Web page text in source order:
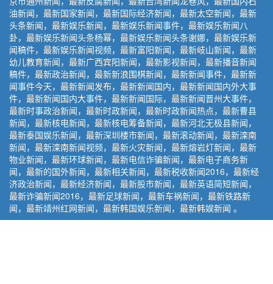
油新闻，最新国家新闻，最新国际经济新闻，最新太空新闻，最新
头条新闻，最新娱乐新闻，最新娱乐新闻事件，最新娱乐新闻八
卦，最新娱乐新闻头条杨幂，最新娱乐新闻头条谢娜，最新娱乐新
闻稿件，最新娱乐新闻视频，最新富阳新闻，最新岐山新闻，最新
幼儿教育新闻，最新广西宾阳新闻，最新影视新闻，最新播音新闻
稿件，最新政治新闻，最新新浪围棋新闻，最新新闻事件，最新新
闻事件今天，最新新闻发布，最新新闻国内，最新新闻国内外大事
件，最新新闻国内大事件，最新新闻国际，最新新闻晋州大事件，
最新时事政治新闻，最新时政新闻，最新时政新闻热点，最新曹县
新闻，最新核电新闻，最新核电筹备新闻，最新河北无极县新闻，
最新泰国娱乐新闻，最新深圳楼市新闻，最新滚动新闻，最新滦南
新闻，最新滦南新闻视频，最新火灾新闻，最新熔岩灯新闻，最新
物业新闻，最新环球新闻，最新电信诈骗新闻，最新电子商务新
闻，最新的国外新闻，最新相关新闻，最新税收新闻2016，最新经
济政治新闻，最新经济新闻，最新股市新闻，最新英语简短新闻，
最新诈骗新闻2016，最新足球新闻，最新车祸新闻，最新铁路新
闻，最新靖州红网新闻，最新韩国娱乐新闻，最新韩娱新闻 。